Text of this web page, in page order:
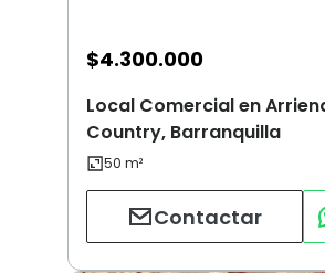
$4.300.000
Local Comercial en
Country, Barranquilla
Contactar